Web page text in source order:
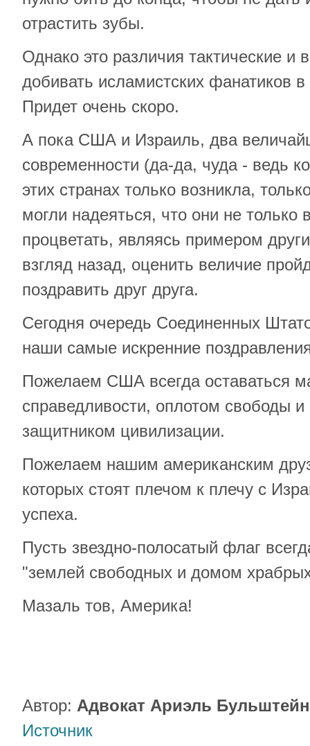
отрастить зубы.
Однако это различия тактические
добивать исламистских фанатиков в
Придет очень скоро.
А пока США и Израиль, два
современности (да-да, чуда - ведь
этих странах только возникла,
могли надеяться, что они не только
процветать, являясь примером
взгляд назад, оценить величие
поздравить друг друга.
Сегодня очередь Соединенных
наши самые искренние
Пожелаем США всегда оставаться
справедливости, оплотом свободы
защитником цивилизации.
Пожелаем нашим американским
которых стоят плечом к плечу с
успеха.
Пусть звездно-полосатый флаг
"землей свободных и домом
Мазаль тов, Америка!
Автор: Адвокат Ариэль Бульштейн
Источник